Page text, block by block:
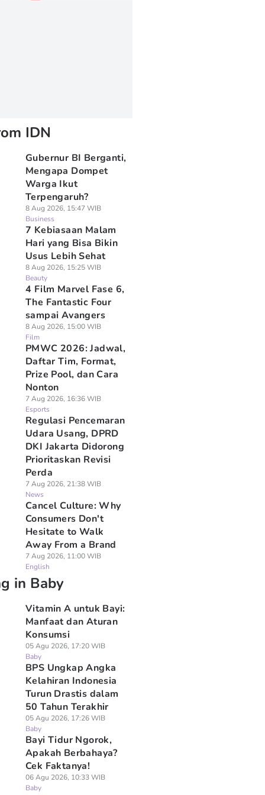
IDN
Gubernur BI Berganti,
Mengapa Dompet
Warga Ikut
Terpengaruh?
8 Aug 2026, 15:47 WIB
Business
7 Kebiasaan Malam
Hari yang Bisa Bikin
Usus Lebih Sehat
8 Aug 2026, 15:25 WIB
Beauty
4 Film Marvel Fase 6,
The Fantastic Four
sampai Avangers
8 Aug 2026, 15:00 WIB
Film
PMWC 2026: Jadwal,
Daftar Tim, Format,
Prize Pool, dan Cara
Nonton
7 Aug 2026, 16:36 WIB
Esports
Regulasi Pencemaran
Udara Usang, DPRD
DKI Jakarta Didorong
Prioritaskan Revisi
Perda
7 Aug 2026, 21:38 WIB
News
Cancel Culture: Why
Consumers Don't
Hesitate to Walk
Away From a Brand
7 Aug 2026, 11:00 WIB
English
in Baby
Vitamin A untuk Bayi:
Manfaat dan Aturan
Konsumsi
05 Agu 2026, 17:20 WIB
Baby
BPS Ungkap Angka
Kelahiran Indonesia
Turun Drastis dalam
50 Tahun Terakhir
05 Agu 2026, 17:26 WIB
Baby
Bayi Tidur Ngorok,
Apakah Berbahaya?
Cek Faktanya!
06 Agu 2026, 10:33 WIB
Baby